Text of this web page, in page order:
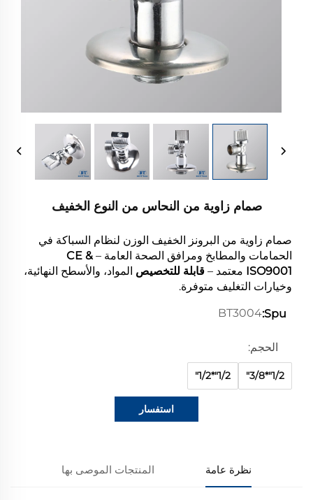
صمام زاوية من النحاس من النوع الخفيف
صمام زاوية من البرونز الخفيف الوزن لنظام السباكة في
الحمامات والمطابخ ومرافق الصحة العامة – CE &
ISO9001 معتمد – قابلة للتخصيص المواد، والأسطح النهائية،
وخيارات التغليف متوفرة.
Spu:
BT3004
الحجم:
1/2"*3/8"
1/2"*1/2"
استفسار
نظرة عامة المنتجات الموصى بها